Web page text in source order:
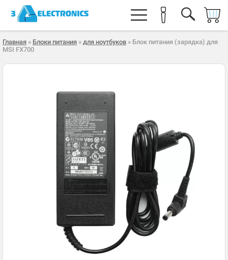
Главная » Блоки питания » для ноутбуков » Блок питания (зарядка) для
MSI FX700